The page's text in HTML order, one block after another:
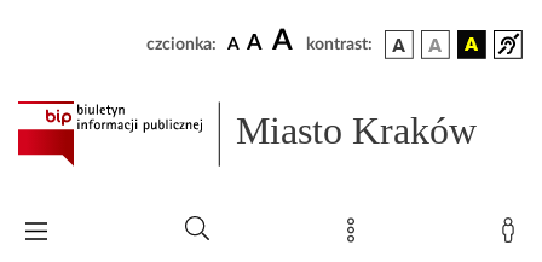
czcionka: A A A kontrast:
Miasto Kraków